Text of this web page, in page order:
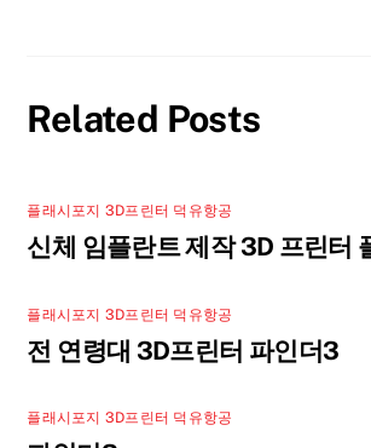
Related Posts
플래시포지 3D프린터 덕유항공
신체 임플란트 제작 3D 프린터
플래시포지 3D프린터 덕유항공
전 연령대 3D프린터 파인더3
플래시포지 3D프린터 덕유항공